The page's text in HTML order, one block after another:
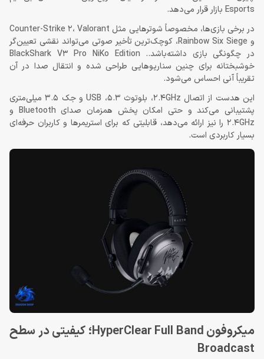
Esports بازار قرار می‌دهد.
در برخی بازی‌ها، مخصوصاً شوترهایی مثل Counter-Strike 2، Valorant
و Rainbow Six Siege، کوچک‌ترین تأخیر صوتی می‌تواند نقشی تعیین‌گر
در چگونگی بازی داشته‌باشد.. BlackShark V3 Pro NiKo Edition
خوشبختانه برای چنین سناریوهایی طراحی شده و انتقال صدا در آن
تقریباً آنی احساس می‌شود.
این هدست از اتصال 2.4GHz، بلوتوث 5.3، USB و جک 3.5 میلی‌متری
پشتیبانی می‌کند و حتی امکان پخش همزمان صدای Bluetooth و
2.4GHz را نیز ارائه می‌دهد، قابلیتی که برای استریمرها و کاربران حرفه‌ای
بسیار کاربردی است.
میکروفون HyperClear Full Band؛ کیفیتی در سطح
Broadcast